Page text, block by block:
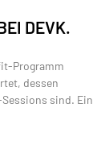
DEVK.
Programm
dessen
sind. Ein